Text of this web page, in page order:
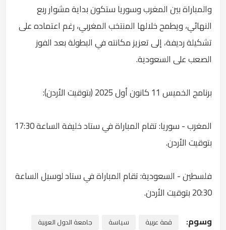
والمباراة بين المغرب وسوريا ستكون بداية مشوار ربع
النهائي، ويطمح خلالها المنتخب المغربي، رغم اعتماده على
تشكيلة رديفة، إلى تعزيز مكانته في البطولة بعد الفوز
الصعب على السعودية.
برنامج الخميس 11 كانون أول 2025 (بتوقيت الأردن):
المغرب - سوريا: تقام المباراة في ستاد خليفة الساعة 17:30
بتوقيت الأردن.
فلسطين - السعودية: تقام المباراة في ستاد لوسيل الساعة
20:30 بتوقيت الأردن.
وسوم: قمة عربية سياسة جامعة الدول العربية